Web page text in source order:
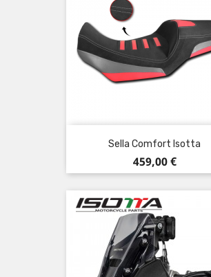
Sella Comfort Isotta
Prezzo
459,00 €